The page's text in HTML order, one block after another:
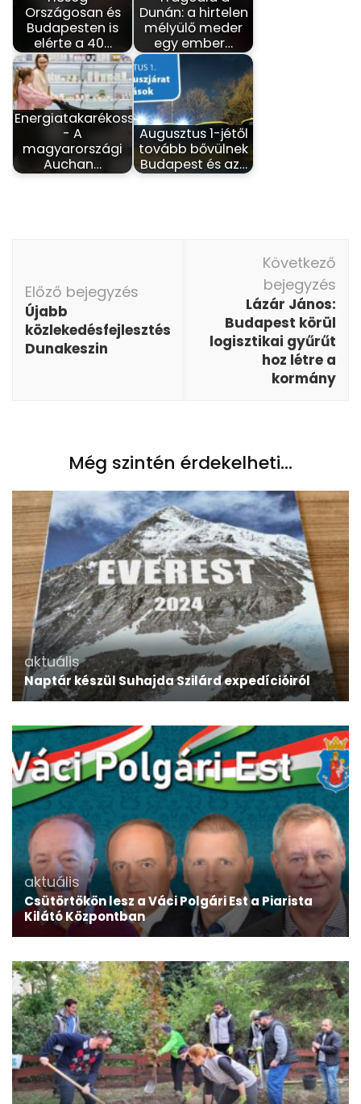
Országosan és
Budapesten is
elérte a 40…
Dunán: a hirtelen
mélyülő meder
egy ember…
Energiatakarékosság
- A
magyarországi
Auchan…
Augusztus 1-jétől
tovább bővülnek
Budapest és az…
Előző bejegyzés
Újabb
közlekedésfejlesztés
Dunakeszin
Következő
bejegyzés
Lázár János:
Budapest körül
logisztikai gyűrűt
hoz létre a
kormány
Még szintén érdekelheti...
aktuális
Naptár készül Suhajda Szilárd expedícióiról
aktuális
Csütörtökön lesz a Váci Polgári Est a Piarista
Kilátó Központban